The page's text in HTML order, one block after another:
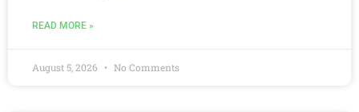
READ MORE »
August 5, 2026 No Comments